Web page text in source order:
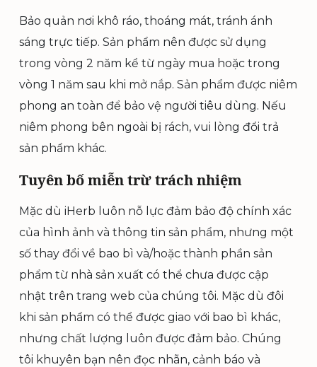
Bảo quản nơi khô ráo, thoáng mát, tránh ánh
sáng trực tiếp. Sản phẩm nên được sử dụng
trong vòng 2 năm kể từ ngày mua hoặc trong
vòng 1 năm sau khi mở nắp. Sản phẩm được niêm
phong an toàn để bảo vệ người tiêu dùng. Nếu
niêm phong bên ngoài bị rách, vui lòng đổi trả
sản phẩm khác.
Tuyên bố miễn trừ trách nhiệm
Mặc dù iHerb luôn nỗ lực đảm bảo độ chính xác
của hình ảnh và thông tin sản phẩm, nhưng một
số thay đổi về bao bì và/hoặc thành phần sản
phẩm từ nhà sản xuất có thể chưa được cập
nhật trên trang web của chúng tôi. Mặc dù đôi
khi sản phẩm có thể được giao với bao bì khác,
nhưng chất lượng luôn được đảm bảo. Chúng
tôi khuyên bạn nên đọc nhãn, cảnh báo và